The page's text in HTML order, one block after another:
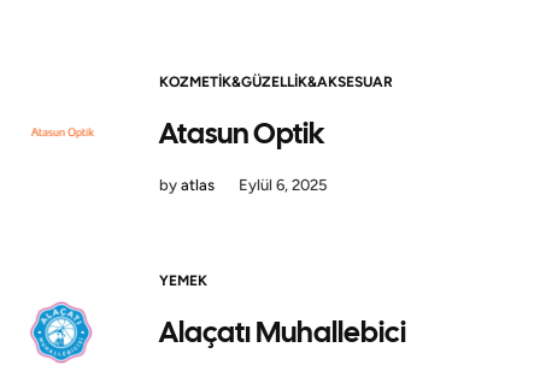
KOZMETIK&GÜZELLIK&AKSESUAR
Atasun Optik
by atlas Eylül 6, 2025
YEMEK
Alaçatı Muhallebici